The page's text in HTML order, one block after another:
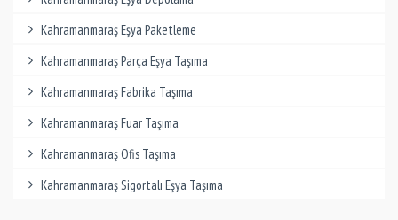
Kahramanmaraş Eşya Paketleme
Kahramanmaraş Parça Eşya Taşıma
Kahramanmaraş Fabrika Taşıma
Kahramanmaraş Fuar Taşıma
Kahramanmaraş Ofis Taşıma
Kahramanmaraş Sigortalı Eşya Taşıma